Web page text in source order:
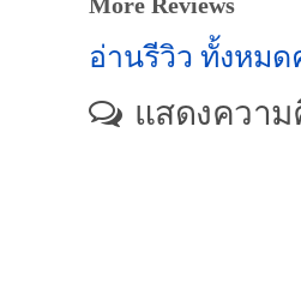
More Reviews
อ่านรีวิว ทั้งหมด
แสดงควา